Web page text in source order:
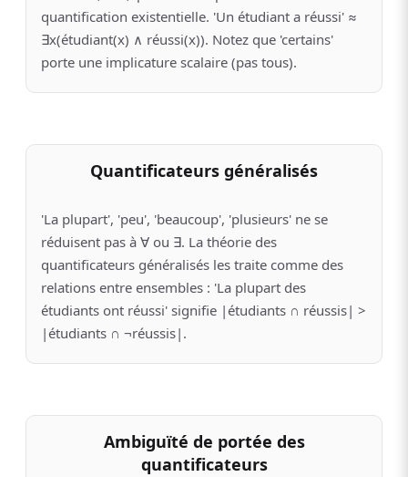
quantification existentielle. 'Un étudiant a réussi' ≈
∃x(étudiant(x) ∧ réussi(x)). Notez que 'certains'
porte une implicature scalaire (pas tous).
Quantificateurs généralisés
'La plupart', 'peu', 'beaucoup', 'plusieurs' ne se
réduisent pas à ∀ ou ∃. La théorie des
quantificateurs généralisés les traite comme des
relations entre ensembles : 'La plupart des
étudiants ont réussi' signifie |étudiants ∩ réussis| >
|étudiants ∩ ¬réussis|.
Ambiguïté de portée des
quantificateurs